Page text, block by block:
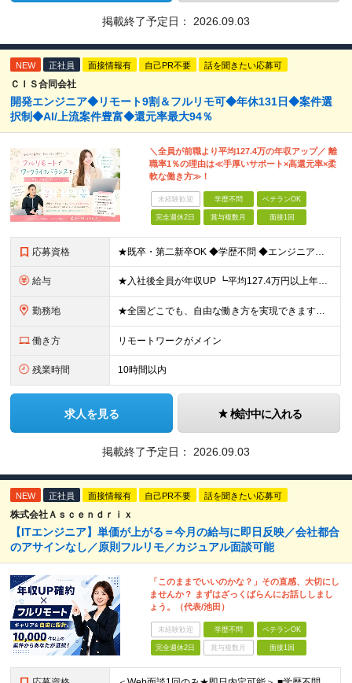
掲載終了予定日： 2026.09.03
NEW 正社員 面接情報有 自己PR不要 話を聞きたい応募可
ＣＩＳ合同会社
開発エンジニア◆リモート9割＆フルリモ可◆年休131日◆案件選
択制◆AI/上流案件豊富◆還元率最大94％
＼全員が前職より平均127.4万の年収アップ／ 離
職率1％の理由は≪手厚いサポート×高還元率×柔
軟な働き方≫！
未経験歓迎 学歴不問 ベテランOK
完全週休2日 賞与複数月 面接1回
応募資格 ★既卒・第二新卒OK ◆学歴不問 ◆エンジニアとして実務経験をお持ちの方（1年以上） ★意欲重視の採用です！ 「経歴に自信がない」という方も、"今後挑戦したいこと""スキルアップしたいこと"について
給与 ★入社後全員が年収UP ┗平均127.4万円以上年収UP！ ┗最大390万円UPの実績もあり 月給35万円～100万円＋決算賞与＋各種手当 【 給与イメージ 】 ■経験1年以上…月給35万円～＋決
勤務地 ★全国どこでも、自由な働き方を実現できます！ 全国のプロジェクト先やフルリモート環境での勤務も可能です。 ＼自由度の高い働き方、叶えます／ □フルリモートで働きたい □ハイブリットに働きたい □家庭
働き方 リモートワークがメイン
残業時間 10時間以内
求人を見る 検討中に入れる
掲載終了予定日： 2026.09.03
NEW 正社員 面接情報有 自己PR不要 話を聞きたい応募可
株式会社Ａｓｃｅｎｄｒｉｘ
【ITエンジニア】単価が上がる＝今月の給与に即日反映／会社都合
のアサインなし／原則フルリモ／カジュアル面談可能
「このままでいいのかな？」その直感、大切にし
ませんか？ まずはざっくばらんにお話ししまし
ょう。（代表/池田）
未経験歓迎 学歴不問 ベテランOK
完全週休2日 賞与複数月 面接1回